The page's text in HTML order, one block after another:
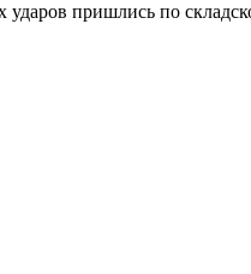
пришлись по